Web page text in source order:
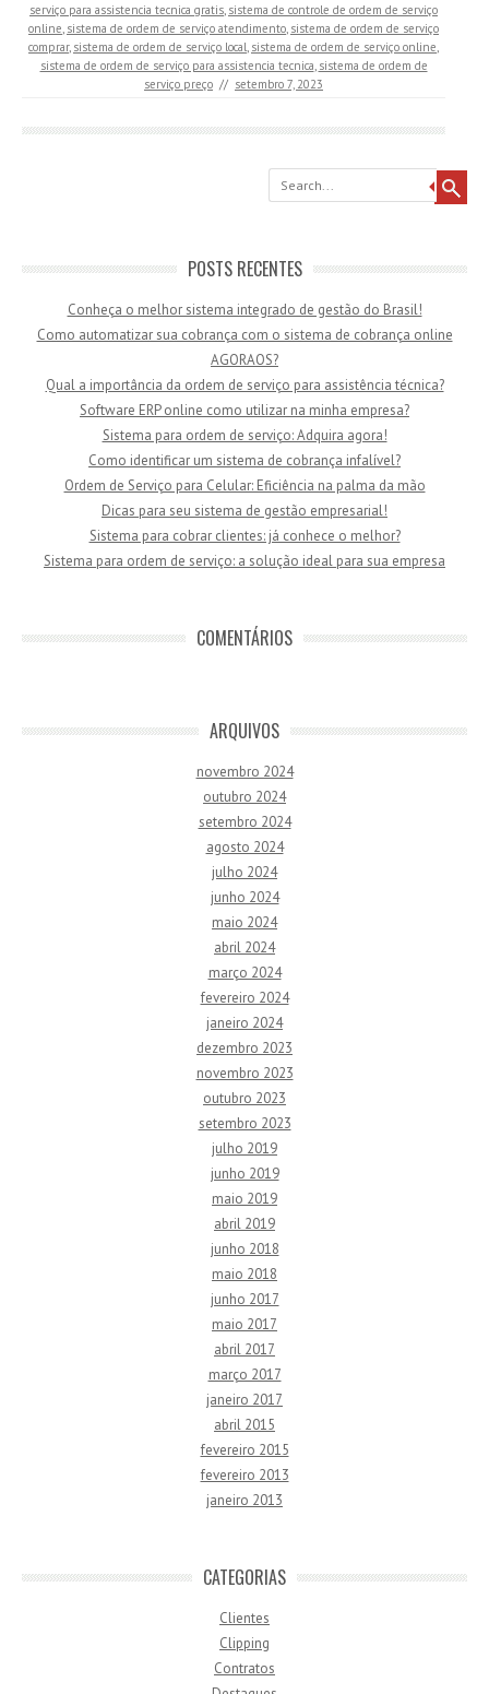
serviço para assistencia tecnica gratis, sistema de controle de ordem de serviço
online, sistema de ordem de serviço atendimento, sistema de ordem de serviço
comprar, sistema de ordem de serviço local, sistema de ordem de serviço online,
sistema de ordem de serviço para assistencia tecnica, sistema de ordem de
serviço preço // setembro 7, 2023
Search
POSTS RECENTES
Conheça o melhor sistema integrado de gestão do Brasil!
Como automatizar sua cobrança com o sistema de cobrança online
AGORAOS?
Qual a importância da ordem de serviço para assistência técnica?
Software ERP online como utilizar na minha empresa?
Sistema para ordem de serviço: Adquira agora!
Como identificar um sistema de cobrança infalível?
Ordem de Serviço para Celular: Eficiência na palma da mão
Dicas para seu sistema de gestão empresarial!
Sistema para cobrar clientes: já conhece o melhor?
Sistema para ordem de serviço: a solução ideal para sua empresa
COMENTÁRIOS
ARQUIVOS
novembro 2024
outubro 2024
setembro 2024
agosto 2024
julho 2024
junho 2024
maio 2024
abril 2024
março 2024
fevereiro 2024
janeiro 2024
dezembro 2023
novembro 2023
outubro 2023
setembro 2023
julho 2019
junho 2019
maio 2019
abril 2019
junho 2018
maio 2018
junho 2017
maio 2017
abril 2017
março 2017
janeiro 2017
abril 2015
fevereiro 2015
fevereiro 2013
janeiro 2013
CATEGORIAS
Clientes
Clipping
Contratos